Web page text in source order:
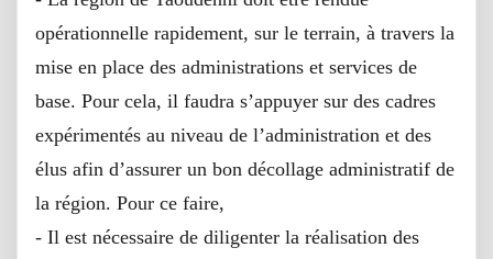
opérationnelle rapidement, sur le terrain, à travers la
mise en place des administrations et services de
base. Pour cela, il faudra s’appuyer sur des cadres
expérimentés au niveau de l’administration et des
élus afin d’assurer un bon décollage administratif de
la région. Pour ce faire,
- Il est nécessaire de diligenter la réalisation des